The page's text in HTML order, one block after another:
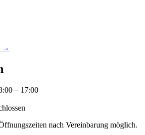
→
– 17:00
nach Vereinbarung möglich.